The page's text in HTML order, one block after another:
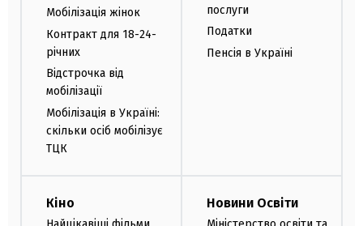
Мобілізація жінок
Контракт для 18-24-
річних
Відстрочка від
мобілізації
Мобілізація в Україні:
скільки осіб мобілізує
ТЦК
послуги
Податки
Пенсія в Україні
Кіно Новини Освіти